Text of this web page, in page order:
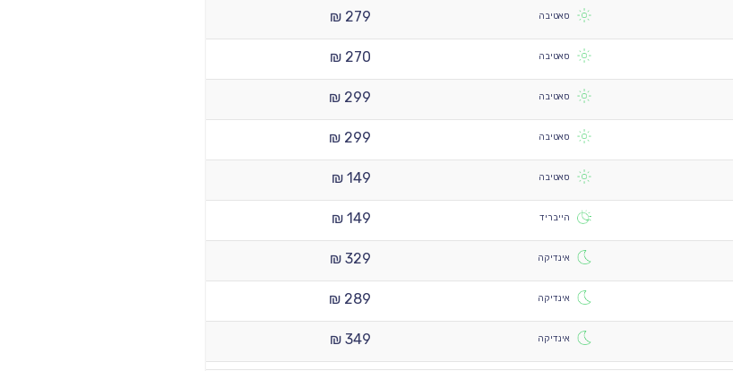
סאטיבה
279 ₪
סאטיבה
270 ₪
סאטיבה
299 ₪
סאטיבה
299 ₪
סאטיבה
149 ₪
הייבריד
149 ₪
אינדיקה
329 ₪
אינדיקה
289 ₪
אינדיקה 349 ₪